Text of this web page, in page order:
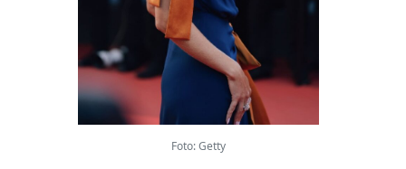
Foto: Getty